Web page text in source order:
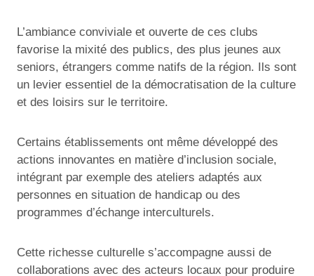
L’ambiance conviviale et ouverte de ces clubs
favorise la mixité des publics, des plus jeunes aux
seniors, étrangers comme natifs de la région. Ils sont
un levier essentiel de la démocratisation de la culture
et des loisirs sur le territoire.
Certains établissements ont même développé des
actions innovantes en matière d’inclusion sociale,
intégrant par exemple des ateliers adaptés aux
personnes en situation de handicap ou des
programmes d’échange interculturels.
Cette richesse culturelle s’accompagne aussi de
collaborations avec des acteurs locaux pour produire